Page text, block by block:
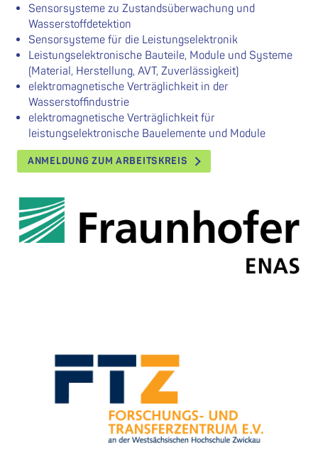
Sensorsysteme zu Zustandsüberwachung und
Wasserstoffdetektion
Sensorsysteme für die Leistungselektronik
Leistungselektronische Bauteile, Module und Systeme
(Material, Herstellung, AVT, Zuverlässigkeit)
elektromagnetische Verträglichkeit in der
Wasserstoffindustrie
elektromagnetische Verträglichkeit für
leistungselektronische Bauelemente und Module
ANMELDUNG ZUM ARBEITSKREIS